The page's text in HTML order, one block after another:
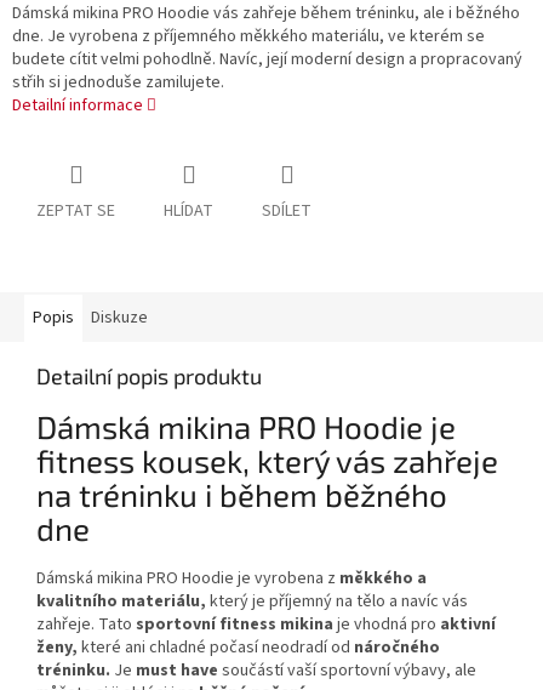
Dámská mikina PRO Hoodie vás zahřeje během tréninku, ale i běžného
dne. Je vyrobena z příjemného měkkého materiálu, ve kterém se
budete cítit velmi pohodlně. Navíc, její moderní design a propracovaný
střih si jednoduše zamilujete.
Detailní informace
ZEPTAT SE HLÍDAT SDÍLET
Popis Diskuze
Detailní popis produktu
Dámská mikina PRO Hoodie je
fitness kousek, který vás zahřeje
na tréninku i během běžného
dne
Dámská mikina PRO Hoodie je vyrobena z měkkého a
kvalitního materiálu, který je příjemný na tělo a navíc vás
zahřeje. Tato sportovní fitness mikina je vhodná pro aktivní
ženy, které ani chladné počasí neodradí od náročného
tréninku. Je must have součástí vaší sportovní výbavy, ale